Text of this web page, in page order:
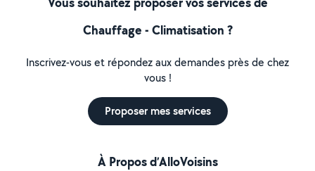
Chauffage - Climatisation ?
Inscrivez-vous et répondez aux demandes près de chez
vous !
Proposer mes services
À Propos d’AlloVoisins